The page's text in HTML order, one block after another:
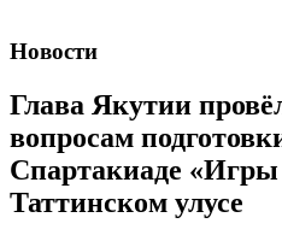
Новости
Глава Якутии
вопросам
Спартакиаде
Таттинском улусе